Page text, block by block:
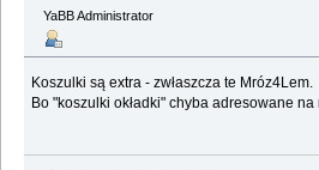
YaBB Administrator
Koszulki są extra - zwłaszcza te Mróz4Lem.
Bo "koszulki okładki" chyba adresowane